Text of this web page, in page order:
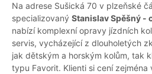
Na adrese Sušická 70 v plzeňské
specializovaný Stanislav Spěšný -
nabízí komplexní opravy jízdních
servis, vycházející z dlouholetých
jak dětským a horským kolům, tak
typu Favorit. Klienti si cení zejména